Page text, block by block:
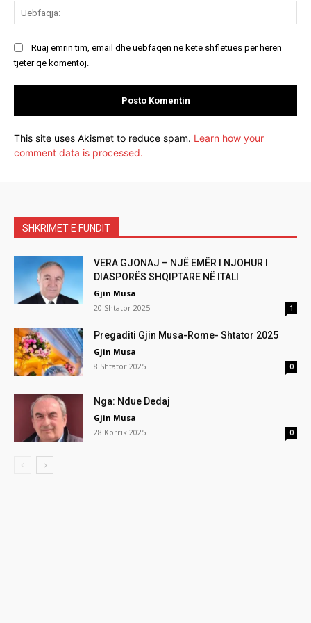
Ruaj emrin tim, email dhe uebfaqen në këtë shfletues për herën
tjetër që komentoj.
This site uses Akismet to reduce spam. Learn how your
comment data is processed.
SHKRIMET E FUNDIT
VERA GJONAJ – NJË EMËR I NJOHUR I
DIASPORËS SHQIPTARE NË ITALI
Gjin Musa
20 Shtator 2025
1
Pregaditi Gjin Musa-Rome- Shtator 2025
Gjin Musa
8 Shtator 2025
0
Nga: Ndue Dedaj
Gjin Musa
28 Korrik 2025
0